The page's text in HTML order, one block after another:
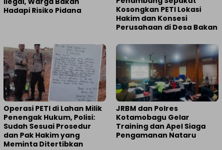
Hadapi Risiko Pidana
Kosongkan PETI Lokasi
Hakim dan Konsesi
Perusahaan di Desa Bakan
Operasi PETI di Lahan Milik
Penengak Hukum, Polisi:
Sudah Sesuai Prosedur
dan Pak Hakim yang
Meminta Ditertibkan
JRBM dan Polres
Kotamobagu Gelar
Training dan Apel Siaga
Pengamanan Nataru